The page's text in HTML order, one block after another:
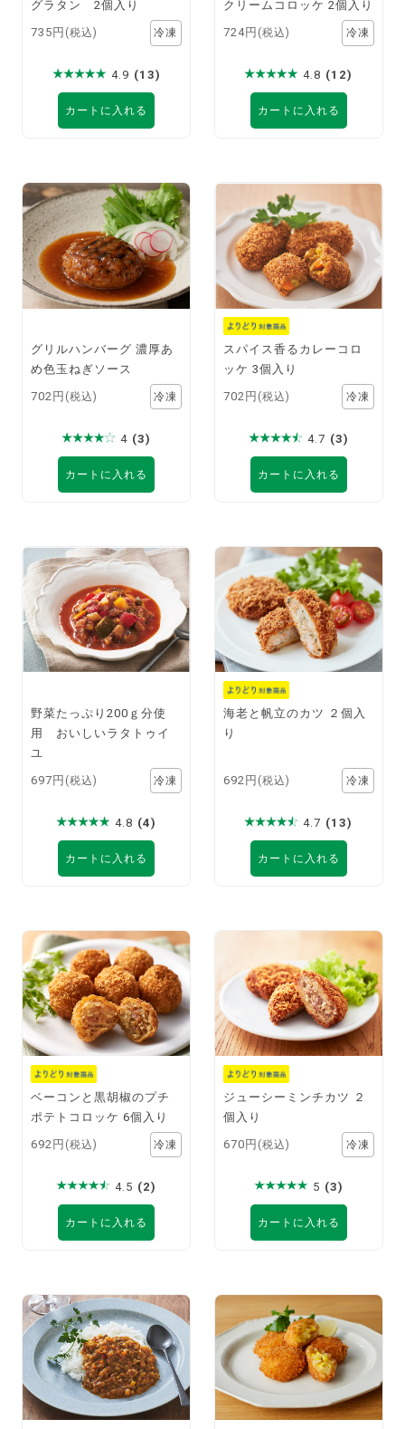
グラタン 2個入り
735円 (税込)
4.9 (13)
カートに入れる
クリームコロッケ 2個入り
724円 (税込)
4.8 (12)
カートに入れる
グリルハンバーグ 濃厚あ
め色玉ねぎソース
702円 (税込)
4 (3)
カートに入れる
スパイス香るカレーコロ
ッケ 3個入り
702円 (税込)
4.7 (3)
カートに入れる
野菜たっぷり200ｇ分使
用 おいしいラタトゥイ
ユ
697円 (税込)
4.8 (4)
カートに入れる
海老と帆立のカツ ２個入
り
692円 (税込)
4.7 (13)
カートに入れる
ベーコンと黒胡椒のプチ
ポテトコロッケ 6個入り
692円 (税込)
4.5 (2)
カートに入れる
ジューシーミンチカツ ２
個入り
670円 (税込)
5 (3)
カートに入れる